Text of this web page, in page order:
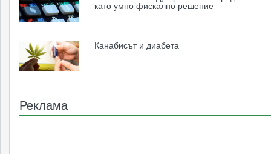
като умно фискално решение
Канабисът и диабета
Реклама